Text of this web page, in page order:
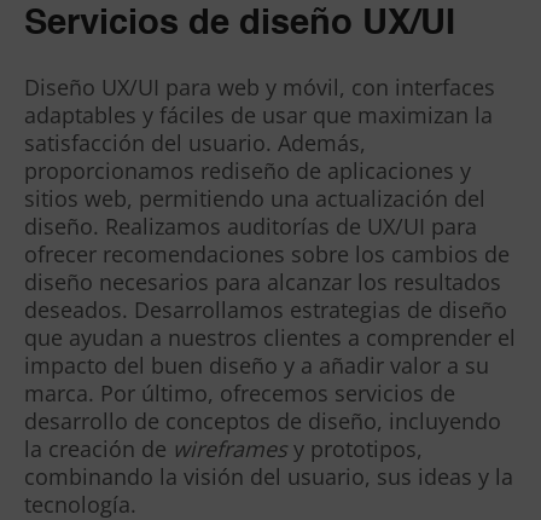
Servicios de diseño UX/UI
Diseño UX/UI para web y móvil, con interfaces
adaptables y fáciles de usar que maximizan la
satisfacción del usuario. Además,
proporcionamos rediseño de aplicaciones y
sitios web, permitiendo una actualización del
diseño. Realizamos auditorías de UX/UI para
ofrecer recomendaciones sobre los cambios de
diseño necesarios para alcanzar los resultados
deseados. Desarrollamos estrategias de diseño
que ayudan a nuestros clientes a comprender el
impacto del buen diseño y a añadir valor a su
marca. Por último, ofrecemos servicios de
desarrollo de conceptos de diseño, incluyendo
la creación de wireframes y prototipos,
combinando la visión del usuario, sus ideas y la
tecnología.